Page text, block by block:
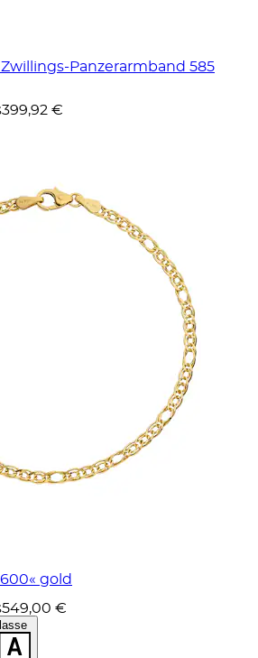
Panzerarmband 585
399,92 €
gold
549,00 €